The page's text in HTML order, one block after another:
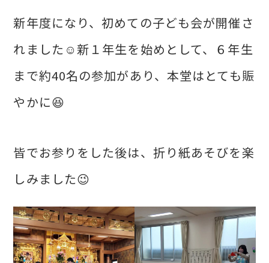
新年度になり、初めての子ども会が開催さ
れました☺新１年生を始めとして、６年生
まで約40名の参加があり、本堂はとても賑
やかに😆
皆でお参りをした後は、折り紙あそびを楽
しみました😉